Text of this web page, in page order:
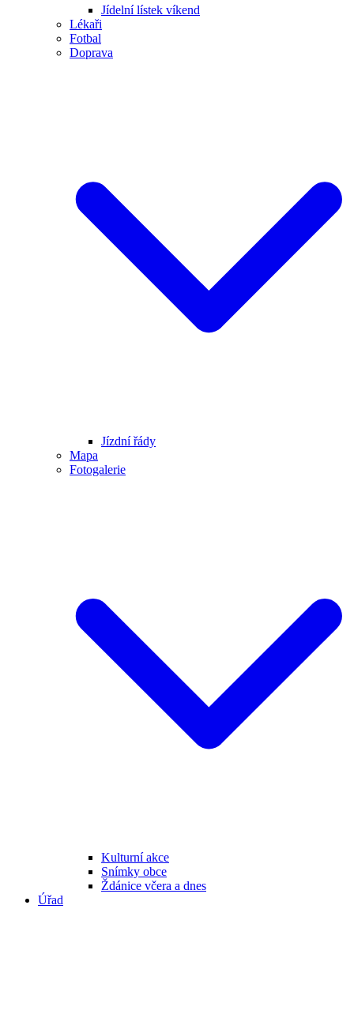
Jídelní lístek víkend
Lékaři
Fotbal
Doprava
Jízdní řády
Mapa
Fotogalerie
Kulturní akce
Snímky obce
Ždánice včera a dnes
Úřad